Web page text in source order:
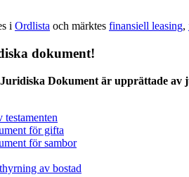
i Ordlista och märktes finansiell leasing,
dokument!
Dokument är upprättade av
för gifta
för sambor
av bostad